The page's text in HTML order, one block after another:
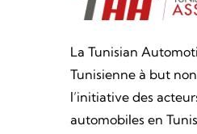
La Tunisian
Tunisienne à but
l’initiative des
automobiles en